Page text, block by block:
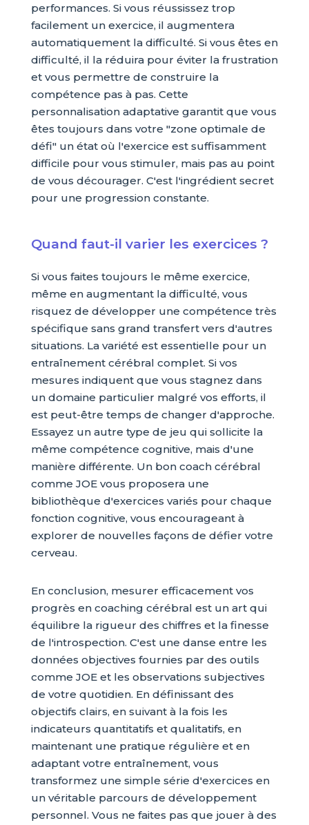
performances. Si vous réussissez trop
facilement un exercice, il augmentera
automatiquement la difficulté. Si vous êtes en
difficulté, il la réduira pour éviter la frustration
et vous permettre de construire la
compétence pas à pas. Cette
personnalisation adaptative garantit que vous
êtes toujours dans votre "zone optimale de
défi" un état où l'exercice est suffisamment
difficile pour vous stimuler, mais pas au point
de vous décourager. C'est l'ingrédient secret
pour une progression constante.
Quand faut-il varier les exercices ?
Si vous faites toujours le même exercice,
même en augmentant la difficulté, vous
risquez de développer une compétence très
spécifique sans grand transfert vers d'autres
situations. La variété est essentielle pour un
entraînement cérébral complet. Si vos
mesures indiquent que vous stagnez dans
un domaine particulier malgré vos efforts, il
est peut-être temps de changer d'approche.
Essayez un autre type de jeu qui sollicite la
même compétence cognitive, mais d'une
manière différente. Un bon coach cérébral
comme JOE vous proposera une
bibliothèque d'exercices variés pour chaque
fonction cognitive, vous encourageant à
explorer de nouvelles façons de défier votre
cerveau.
En conclusion, mesurer efficacement vos
progrès en coaching cérébral est un art qui
équilibre la rigueur des chiffres et la finesse
de l'introspection. C'est une danse entre les
données objectives fournies par des outils
comme JOE et les observations subjectives
de votre quotidien. En définissant des
objectifs clairs, en suivant à la fois les
indicateurs quantitatifs et qualitatifs, en
maintenant une pratique régulière et en
adaptant votre entraînement, vous
transformez une simple série d'exercices en
un véritable parcours de développement
personnel. Vous ne faites pas que jouer à des